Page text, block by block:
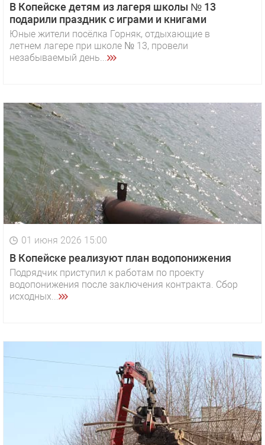
В Копейске детям из лагеря школы № 13
подарили праздник с играми и книгами
Юные жители посёлка Горняк, отдыхающие в
летнем лагере при школе № 13, провели
незабываемый день...
01 июня 2026 15:00
В Копейске реализуют план водопонижения
Подрядчик приступил к работам по проекту
водопонижения после заключения контракта. Сбор
исходных...